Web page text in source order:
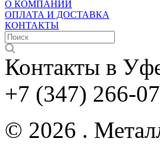
О КОМПАНИИ
ОПЛАТА И ДОСТАВКА
КОНТАКТЫ
Контакты в
+7 (347) 266-
© 2026 .